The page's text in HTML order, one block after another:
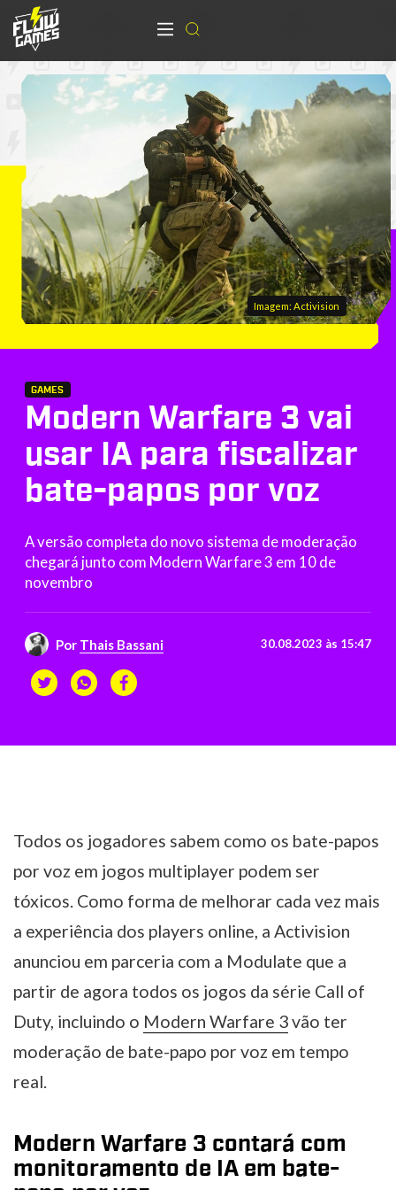
Imagem: Activision
GAMES
Modern Warfare 3 vai
usar IA para fiscalizar
bate-papos por voz
A versão completa do novo sistema de moderação
chegará junto com Modern Warfare 3 em 10 de
novembro
Por Thais Bassani 30.08.2023 às 15:47
Todos os jogadores sabem como os bate-papos
por voz em jogos multiplayer podem ser
tóxicos. Como forma de melhorar cada vez mais
a experiência dos players online, a Activision
anunciou em parceria com a Modulate que a
partir de agora todos os jogos da série Call of
Duty, incluindo o Modern Warfare 3vão ter
moderação de bate-papo por voz em tempo
real.
Modern Warfare 3 contará com
monitoramento de IA em bate-